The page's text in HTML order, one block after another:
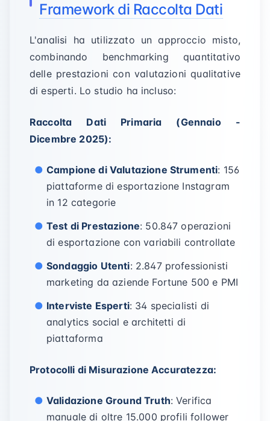
Framework di Raccolta Dati
L'analisi ha utilizzato un approccio misto,
combinando benchmarking quantitativo
delle prestazioni con valutazioni qualitative
di esperti. Lo studio ha incluso:
Raccolta Dati Primaria (Gennaio -
Dicembre 2025):
Campione di Valutazione Strumenti: 156
piattaforme di esportazione Instagram
in 12 categorie
Test di Prestazione: 50.847 operazioni
di esportazione con variabili controllate
Sondaggio Utenti: 2.847 professionisti
marketing da aziende Fortune 500 e PMI
Interviste Esperti: 34 specialisti di
analytics social e architetti di
piattaforma
Protocolli di Misurazione Accuratezza:
Validazione Ground Truth: Verifica
manuale di oltre 15.000 profili follower